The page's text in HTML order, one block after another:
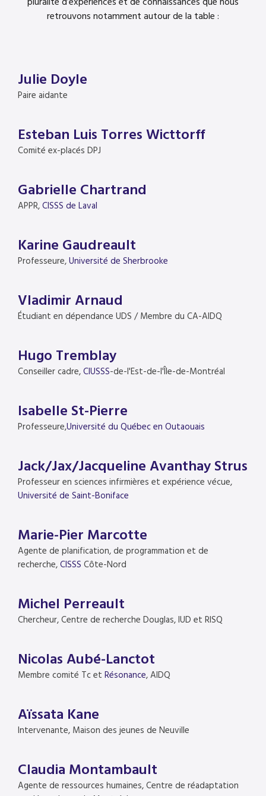
retrouvons notamment autour de la table :
Julie Doyle
Paire aidante
Esteban Luis Torres Wicttorff
Comité ex-placés DPJ
Gabrielle Chartrand
APPR,CISSS de Laval
Karine Gaudreault
Professeure,Université de Sherbrooke
Vladimir Arnaud
Étudiant en dépendance UDS / Membre du CA-AIDQ
Hugo Tremblay
Conseiller cadre,CIUSSS-de-l'Est-de-l'Île-de-Montréal
Isabelle St-Pierre
Professeure,Université du Québec en Outaouais
Jack/Jax/Jacqueline Avanthay Strus
Professeur en sciences infirmières et expérience vécue,
Université de Saint-Boniface
Marie-Pier Marcotte
Agente de planification, de programmation et de
recherche,CISSS Côte-Nord
Michel Perreault
Chercheur, Centre de recherche Douglas, IUD et RISQ
Nicolas Aubé-Lanctot
Membre comité Tc et Résonance, AIDQ
Aïssata Kane
Intervenante, Maison des jeunes de Neuville
Claudia Montambault
Agente de ressources humaines, Centre de réadaptation